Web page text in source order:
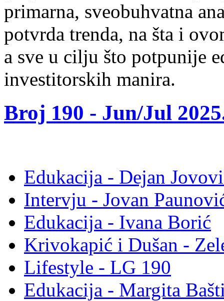
primarna, sveobuhvatna
potvrda trenda, na šta i
a sve u cilju što potpunije
investitorskih manira.
Broj 190 - Jun/Jul
Edukacija - Dejan
Intervju - Jovan
Edukacija - Ivana Borić
Krivokapić i Dušan -
Lifestyle - LG 190
Edukacija - Margita